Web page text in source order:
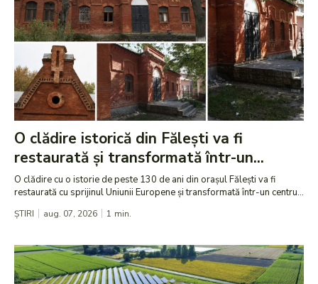
O clădire istorică din Fălești va fi
restaurată și transformată într-un...
O clădire cu o istorie de peste 130 de ani din orașul Fălești va fi
restaurată cu sprijinul Uniunii Europene și transformată într-un centru...
ȘTIRI aug. 07, 2026 1 min.